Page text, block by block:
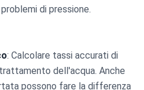
di pressione.
: Calcolare tassi accurati di
dell'acqua. Anche
possono fare la differenza